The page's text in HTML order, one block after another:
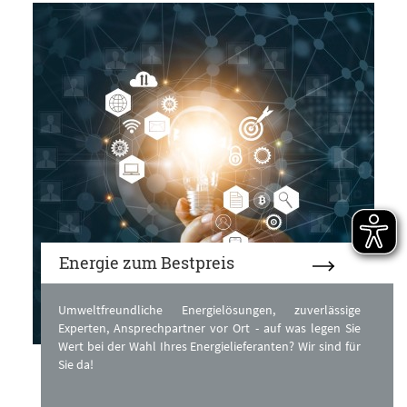
Energie zum Bestpreis
Umweltfreundliche Energielösungen, zuverlässige
Experten, Ansprechpartner vor Ort - auf was legen Sie
Wert bei der Wahl Ihres Energielieferanten? Wir sind für
Sie da!